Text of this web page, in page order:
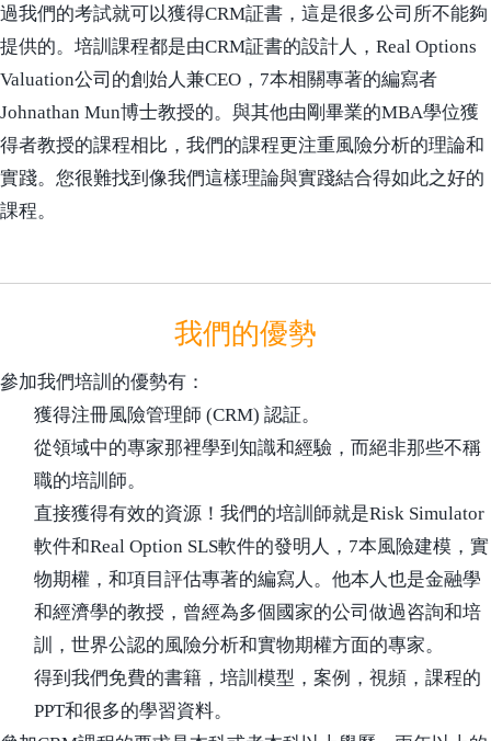
過我們的考試就可以獲得CRM証書，這是很多公司所不能夠
提供的。培訓課程都是由CRM証書的設計人，Real Options
Valuation公司的創始人兼CEO，7本相關專著的編寫者
Johnathan Mun博士教授的。與其他由剛畢業的MBA學位獲
得者教授的課程相比，我們的課程更注重風險分析的理論和
實踐。您很難找到像我們這樣理論與實踐結合得如此之好的
課程。
我們的優勢
參加我們培訓的優勢有：
獲得注冊風險管理師 (CRM) 認証。
從領域中的專家那裡學到知識和經驗，而絕非那些不稱
職的培訓師。
直接獲得有效的資源！我們的培訓師就是Risk Simulator
軟件和Real Option SLS軟件的發明人，7本風險建模，實
物期權，和項目評估專著的編寫人。他本人也是金融學
和經濟學的教授，曾經為多個國家的公司做過咨詢和培
訓，世界公認的風險分析和實物期權方面的專家。
得到我們免費的書籍，培訓模型，案例，視頻，課程的
PPT和很多的學習資料。